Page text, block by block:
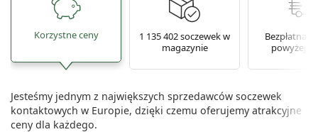
Korzystne ceny
1 135 402 soczewek w
magazynie
Bezpłatna
powyżej
Jesteśmy jednym z największych sprzedawców soczewek
kontaktowych w Europie, dzięki czemu oferujemy atrakcyjne
ceny dla każdego.